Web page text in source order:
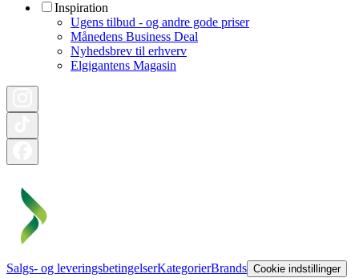
Inspiration
Ugens tilbud - og andre gode priser
Månedens Business Deal
Nyhedsbrev til erhverv
Elgigantens Magasin
Salgs- og leveringsbetingelserKategorierBrands Cookie indstillinger